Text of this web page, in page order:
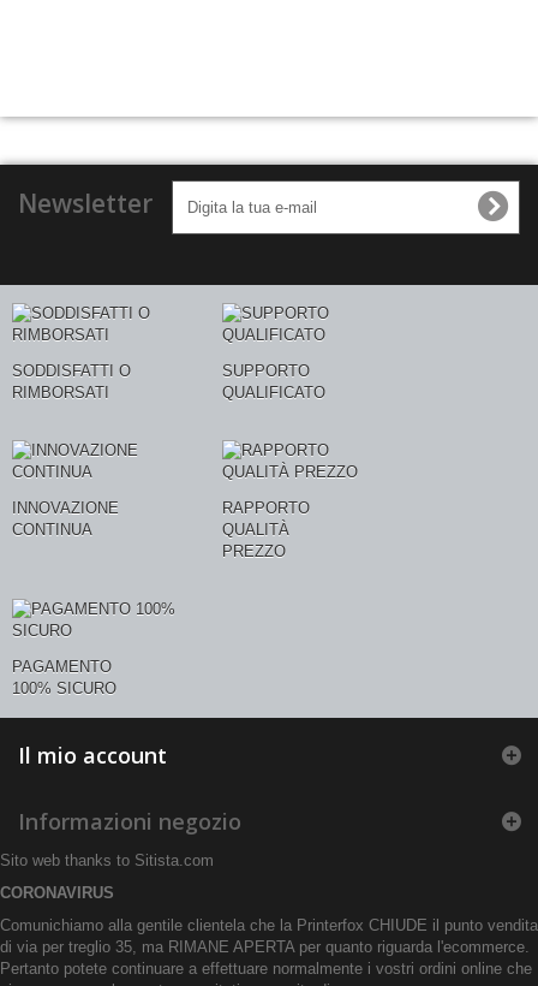
Newsletter
SODDISFATTI O
RIMBORSATI
SUPPORTO
QUALIFICATO
INNOVAZIONE
CONTINUA
RAPPORTO
QUALITÀ
PREZZO
PAGAMENTO
100% SICURO
Il mio account
Informazioni negozio
Sito web thanks to Sitista.com
CORONAVIRUS
Comunichiamo alla gentile clientela che la Printerfox CHIUDE il punto vendita
di via per treglio 35, ma RIMANE APERTA per quanto riguarda l'ecommerce.
Pertanto potete continuare a effettuare normalmente i vostri ordini online che